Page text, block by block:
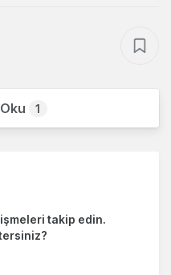
1
takip edin.